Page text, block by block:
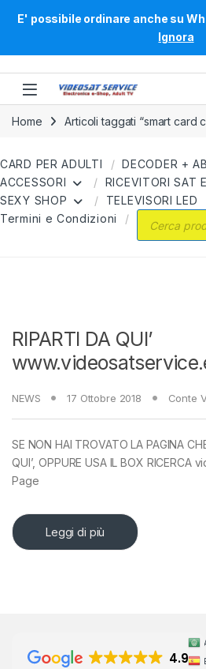
E' possibile ordinare anche su
Ignora
Skip to navigation
Skip to content
Home Articoli taggati “smart card
CARD PER ADULTI
DECODER +
ACCESSORI
RICEVITORI SAT
SEXY SHOP
TELEVISORI LED
Termini e Condizioni
Products
RIPARTI DA QUI’
NEWS 17 Ottobre 2018 Conte
SE NON HAI TROVATO LA PAGINA
QUI’, OPPURE USA IL BOX
Page
Leggi di più
4.9